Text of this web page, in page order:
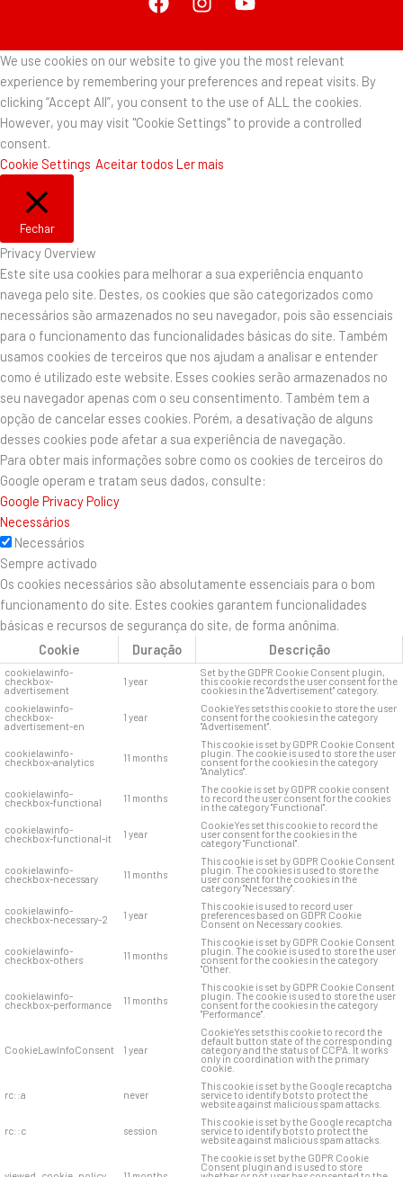
We use cookies on our website to give you the most relevant
experience by remembering your preferences and repeat visits. By
clicking “Accept All”, you consent to the use of ALL the cookies.
However, you may visit "Cookie Settings" to provide a controlled
consent.
Cookie Settings Aceitar todos Ler mais
Fechar
Privacy Overview
Este site usa cookies para melhorar a sua experiência enquanto
navega pelo site. Destes, os cookies que são categorizados como
necessários são armazenados no seu navegador, pois são essenciais
para o funcionamento das funcionalidades básicas do site. Também
usamos cookies de terceiros que nos ajudam a analisar e entender
como é utilizado este website. Esses cookies serão armazenados no
seu navegador apenas com o seu consentimento. Também tem a
opção de cancelar esses cookies. Porém, a desativação de alguns
desses cookies pode afetar a sua experiência de navegação.
Para obter mais informações sobre como os cookies de terceiros do
Google operam e tratam seus dados, consulte:
Google Privacy Policy
Necessários
Necessários
Sempre activado
Os cookies necessários são absolutamente essenciais para o bom
funcionamento do site. Estes cookies garantem funcionalidades
básicas e recursos de segurança do site, de forma anônima.
Cookie
Duração Descrição
cookielawinfo-
checkbox-
advertisement
1 year
Set by the GDPR Cookie Consent plugin,
this cookie records the user consent for the
cookies in the "Advertisement" category.
cookielawinfo-
checkbox-
advertisement-en
1 year
CookieYes sets this cookie to store the user
consent for the cookies in the category
"Advertisement".
cookielawinfo-
checkbox-analytics 11 months
This cookie is set by GDPR Cookie Consent
plugin. The cookie is used to store the user
consent for the cookies in the category
"Analytics".
cookielawinfo-
checkbox-functional 11 months
The cookie is set by GDPR cookie consent
to record the user consent for the cookies
in the category "Functional".
cookielawinfo-
checkbox-functional-it 1 year
CookieYes set this cookie to record the
user consent for the cookies in the
category "Functional".
cookielawinfo-
checkbox-necessary 11 months
This cookie is set by GDPR Cookie Consent
plugin. The cookies is used to store the
user consent for the cookies in the
category "Necessary".
cookielawinfo-
checkbox-necessary-2 1 year
This cookie is used to record user
preferences based on GDPR Cookie
Consent on Necessary cookies.
cookielawinfo-
checkbox-others 11 months
This cookie is set by GDPR Cookie Consent
plugin. The cookie is used to store the user
consent for the cookies in the category
"Other.
cookielawinfo-
checkbox-performance 11 months
This cookie is set by GDPR Cookie Consent
plugin. The cookie is used to store the user
consent for the cookies in the category
"Performance".
CookieLawInfoConsent 1 year
CookieYes sets this cookie to record the
default button state of the corresponding
category and the status of CCPA. It works
only in coordination with the primary
cookie.
rc::a never
This cookie is set by the Google recaptcha
service to identify bots to protect the
website against malicious spam attacks.
rc::c session
This cookie is set by the Google recaptcha
service to identify bots to protect the
website against malicious spam attacks.
The cookie is set by the GDPR Cookie
Consent plugin and is used to store